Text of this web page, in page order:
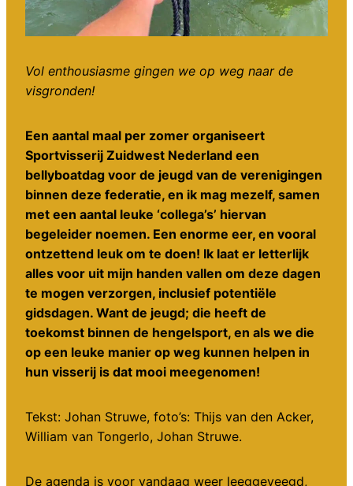
Vol enthousiasme gingen we op weg naar de
visgronden!
Een aantal maal per zomer organiseert
Sportvisserij Zuidwest Nederland een
bellyboatdag voor de jeugd van de verenigingen
binnen deze federatie, en ik mag mezelf, samen
met een aantal leuke ‘collega’s’ hiervan
begeleider noemen. Een enorme eer, en vooral
ontzettend leuk om te doen! Ik laat er letterlijk
alles voor uit mijn handen vallen om deze dagen
te mogen verzorgen, inclusief potentiële
gidsdagen. Want de jeugd; die heeft de
toekomst binnen de hengelsport, en als we die
op een leuke manier op weg kunnen helpen in
hun visserij is dat mooi meegenomen!
Tekst: Johan Struwe, foto’s: Thijs van den Acker,
William van Tongerlo, Johan Struwe.
De agenda is voor vandaag weer leeggeveegd,